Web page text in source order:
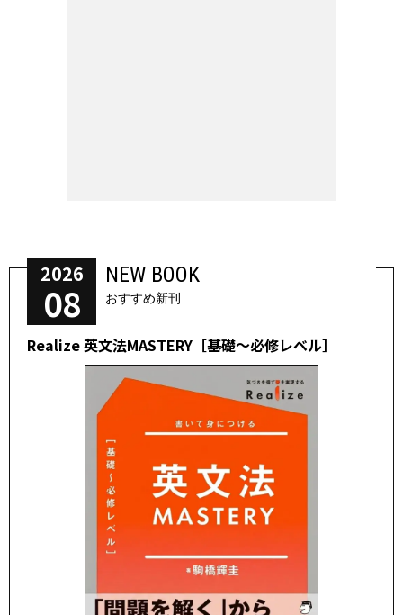
2026
08
NEW BOOK
おすすめ新刊
Realize 英文法MASTERY［基礎～必修レベル］